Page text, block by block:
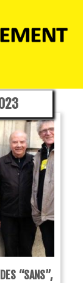
“SANS”,